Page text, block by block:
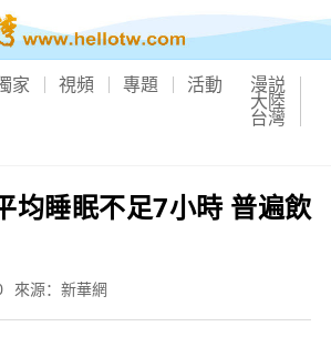
家 視頻 專題 活動 漫説
大陸
台灣
均睡眠不足7小時 普遍飲
來源：新華網